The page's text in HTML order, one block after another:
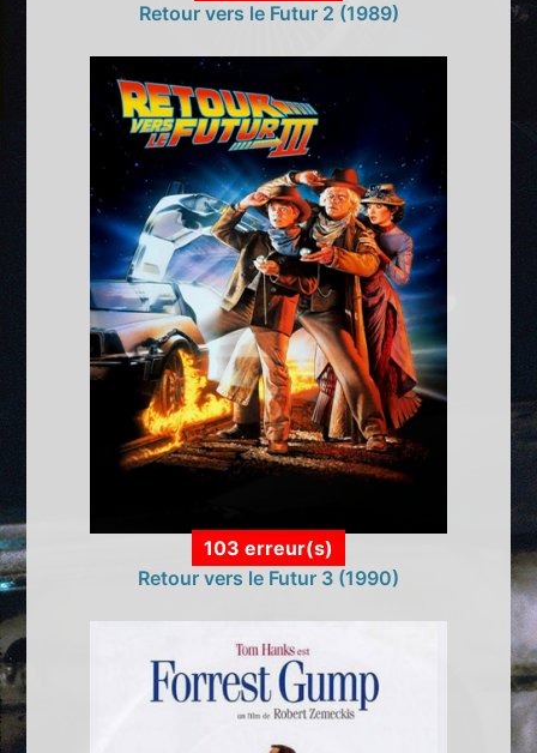
Retour vers le Futur 2 (1989)
103 erreur(s)
Retour vers le Futur 3 (1990)